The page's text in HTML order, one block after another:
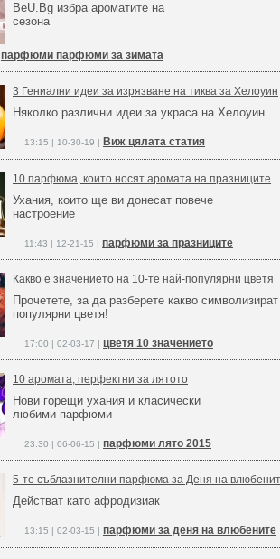
BeU.Bg избра ароматите на
сезона
парфюми парфюми за зимата
3 Гениални идеи за изрязване на тиква за Хелоуин
Няколко различни идеи за украса на Хелоуин
13:15 | 10-30-19 | Виж цялата статия
10 парфюма, които носят аромата на празниците
Ухания, които ще ви донесат повече
настроение
11:43 | 12-21-15 | парфюми за празниците
Какво е значението на 10-те най-популярни цветя
Прочетете, за да разберете какво символизират
популярни цветя!
17:00 | 02-03-17 | цветя 10 значението
10 аромата, перфектни за лятото
Нови горещи ухания и класически
любими парфюми
23:30 | 06-06-15 | парфюми лято 2015
5-те съблазнителни парфюма за Деня на
Действат като афродизиак
13:15 | 02-03-15 | парфюми за деня на влюбените